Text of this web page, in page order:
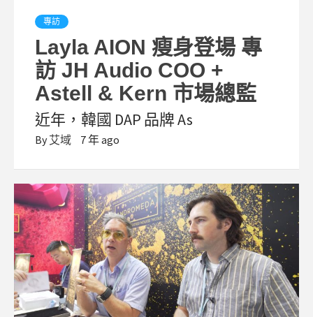
專訪
Layla AION 瘦身登場 專
訪 JH Audio COO +
Astell & Kern 市場總監
近年，韓國 DAP 品牌 As
By 艾域 7 年 ago